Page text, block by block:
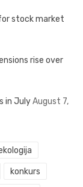
stock market
rise over
in JulyAugust 7,
konkurs